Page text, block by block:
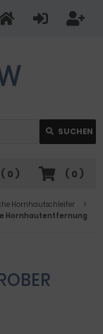
SUCHEN
( 0 )
( 0 )
Hornhautschleifer
Hornhautentfernung